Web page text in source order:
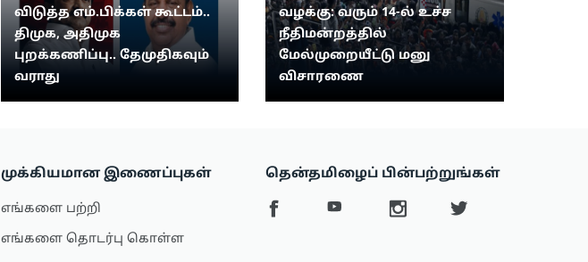
விடுத்த எம்.பிக்கள் கூட்டம்..
திமுக, அதிமுக
புறக்கணிப்பு.. தேமுதிகவும்
வராது
வழக்கு: வரும் 14-ல் உச்ச
நீதிமன்றத்தில்
மேல்முறையீட்டு மனு
விசாரணை
முக்கியமான இணைப்புகள்
எங்களை பற்றி
எங்களை தொடர்பு கொள்ள
தென்தமிழைப் பின்பற்றுங்கள்